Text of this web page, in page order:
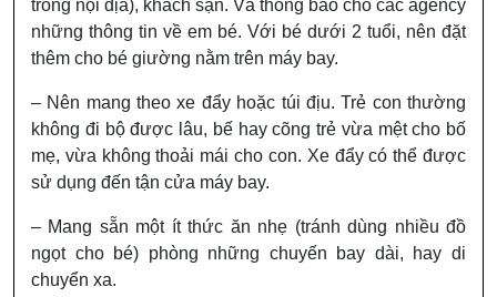
trong nội địa), khách sạn. Và thông báo cho các agency
những thông tin về em bé. Với bé dưới 2 tuổi, nên đặt
thêm cho bé giường nằm trên máy bay.
– Nên mang theo xe đẩy hoặc túi địu. Trẻ con thường
không đi bộ được lâu, bế hay cõng trẻ vừa mệt cho bố
mẹ, vừa không thoải mái cho con. Xe đẩy có thể được
sử dụng đến tận cửa máy bay.
– Mang sẵn một ít thức ăn nhẹ (tránh dùng nhiều đồ
ngọt cho bé) phòng những chuyến bay dài, hay di
chuyển xa.